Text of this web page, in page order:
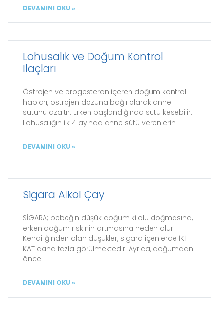
DEVAMINI OKU »
Lohusalık ve Doğum Kontrol
İlaçları
Östrojen ve progesteron içeren doğum kontrol
hapları, östrojen dozuna bağlı olarak anne
sütünü azaltır. Erken başlandığında sütü kesebilir.
Lohusalığın ilk 4 ayında anne sütü verenlerin
DEVAMINI OKU »
Sigara Alkol Çay
SİGARA; bebeğin düşük doğum kilolu doğmasına,
erken doğum riskinin artmasına neden olur.
Kendiliğinden olan düşükler, sigara içenlerde İKİ
KAT daha fazla görülmektedir. Ayrıca, doğumdan
önce
DEVAMINI OKU »